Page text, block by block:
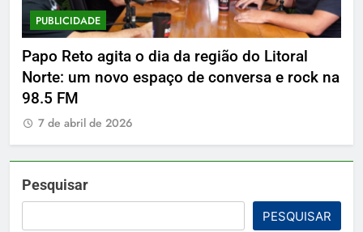
PUBLICIDADE
Papo Reto agita o dia da região do Litoral
Norte: um novo espaço de conversa e rock na
98.5 FM
7 de abril de 2026
Pesquisar
PESQUISAR